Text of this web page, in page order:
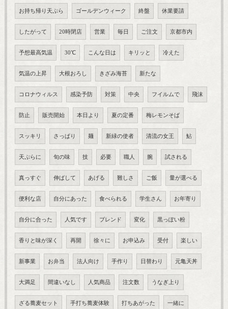
お持ち帰り天ぷら ゴールデンウィーク 終盤 休業要請
したがって 20時閉店 営業 毎日 ご注文 京都市内
予想最高気温 30℃ こんな日は キリッと 冷えた
気温の上昇 大根おろし きざみ海苔 新たな
コロナウィルス 感染予防 対策 中央 フイルムで 飛沫
防止 販売開始 本日より 夏の定番 梅レモンそば
スッキリ さっぱり 麺 新緑の使者 清流の女王 鮎
天ぷらに 旬の味 技 必要 職人 腕 試される
真っすぐ 伸ばして あげる 難しさ ご飯 量が選べる
便利な店 自分にあった 食べられる 学生さん お年寄り
自分に合った 人気です ブレンド 変化 黒っぽい粉
香りと味が深く 再開 徐々に お申込み 受付 楽しい
新事業 お弁当 法人向け 手作り 日替わり 元亀天丼
大満足 間違いなし 人気商品 注文数 うなぎ上り
ざる蕎麦セット 手打ち蕎麦体験 打ちあがった 一緒に